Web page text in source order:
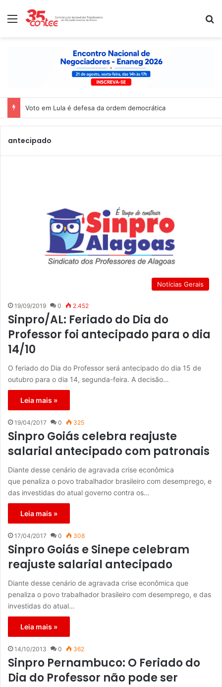
Menu
Voto em Lula é defesa da ordem democrática
antecipado
Notícias Gerais
19/09/2019 0 2.452
Sinpro/AL: Feriado do Dia do
Professor foi antecipado para o dia
14/10
O feriado do Dia do Professor será antecipado do dia 15 de
outubro para o dia 14, segunda-feira. A decisão…
Leia mais »
19/04/2017 0 325
Sinpro Goiás celebra reajuste
salarial antecipado com patronais
Diante desse cenário de agravada crise econômica
que penaliza o povo trabalhador brasileiro com desemprego, e
das investidas do atual governo contra os…
Leia mais »
17/04/2017 0 308
Sinpro Goiás e Sinepe celebram
reajuste salarial antecipado
Diante desse cenário de agravada crise econômica que
penaliza o povo trabalhador brasileiro com desemprego, e das
investidas do atual…
Leia mais »
14/10/2013 0 362
Sinpro Pernambuco: O Feriado do
Dia do Professor não pode ser